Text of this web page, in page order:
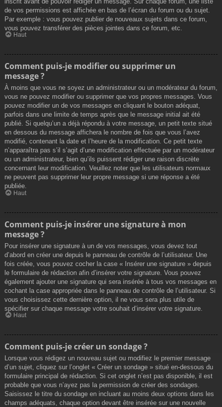
de vos permissions est affichée en bas de l’écran du forum ou du sujet.
Par exemple : vous pouvez publier de nouveaux sujets dans ce forum,
vous pouvez transférer des pièces jointes dans ce forum, etc.
Haut
Comment puis-je modifier ou supprimer un
message ?
À moins que vous ne soyez un administrateur ou un modérateur du forum,
vous ne pouvez modifier ou supprimer que vos propres messages. Vous
pouvez modifier un de vos messages en cliquant le bouton adéquat,
parfois dans une limite de temps après que le message initial ait été
publié. Si quelqu’un a déjà répondu à votre message, un petit texte situé
en dessous du message affichera le nombre de fois que vous l’avez
modifié, contenant la date et l’heure de la modification. Ce petit texte
n’apparaîtra pas s’il s’agit d’une modification effectuée par un modérateur
ou un administrateur, bien qu’ils puissent rédiger une raison discrète
concernant leur modification. Veuillez noter que les utilisateurs normaux
ne peuvent pas supprimer leur propre message si une réponse a été
publiée.
Haut
Comment puis-je insérer une signature à mon
message ?
Pour insérer une signature à un de vos messages, vous devez tout
d’abord en créer une depuis le panneau de contrôle de l’utilisateur. Une
fois créée, vous pouvez cocher la case « Insérer une signature » depuis
le formulaire de rédaction afin d’insérer votre signature. Vous pouvez
également ajouter une signature qui sera insérée à tous vos messages en
cochant la case appropriée dans le panneau de contrôle de l’utilisateur. Si
vous choisissez cette dernière option, il ne vous sera plus utile de
spécifier sur chaque message votre souhait d’insérer votre signature.
Haut
Comment puis-je créer un sondage ?
Lorsque vous rédigez un nouveau sujet ou modifiez le premier message
d’un sujet, cliquez sur l’onglet « Créer un sondage » situé en-dessous du
formulaire principal de rédaction. Si cet onglet n’est pas disponible, il est
probable que vous n’ayez pas la permission de créer des sondages.
Saisissez le titre du sondage en incluant au moins deux options dans les
champs adéquats, chaque option devant être insérée sur une nouvelle